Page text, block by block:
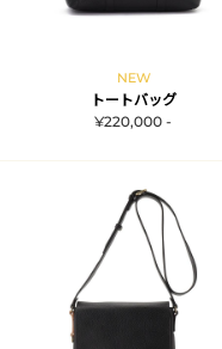
NEW
トートバッグ
¥220,000 -